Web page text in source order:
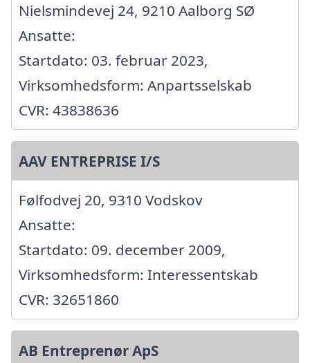
Nielsmindevej 24, 9210 Aalborg SØ
Ansatte:
Startdato: 03. februar 2023,
Virksomhedsform: Anpartsselskab
CVR: 43838636
AAV ENTREPRISE I/S
Følfodvej 20, 9310 Vodskov
Ansatte:
Startdato: 09. december 2009,
Virksomhedsform: Interessentskab
CVR: 32651860
AB Entreprenør ApS